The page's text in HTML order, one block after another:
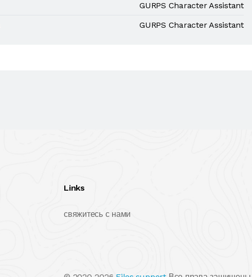
GURPS Character Assistant
GURPS Character Assistant
Links
свяжитесь с нами